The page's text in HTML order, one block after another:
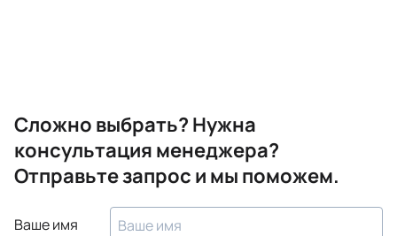
Сложно выбрать? Нужна
консультация менеджера?
Отправьте запрос и мы поможем.
Ваше имя